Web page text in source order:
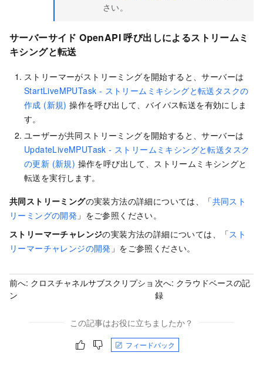
さい。
サーバーサイド OpenAPI 呼び出しによるストリームミ
キシングと転送
ストリーマーがストリーミングを開始すると、サーバーは
StartLiveMPUTask - ストリームミキシングと転送タスクの
作成 (新規) 操作を呼び出して、バイパス転送を有効にしま
す。
ユーザーが共同ストリーミングを開始すると、サーバーは
UpdateLiveMPUTask - ストリームミキシングと転送タスク
の更新 (新規) 操作を呼び出して、ストリームミキシングと
転送を実行します。
共同ストリーミングの実装方法の詳細については、「共同スト
リーミングの開発 」をご参照ください。
ストリーマーチャレンジの実装方法の詳細については、「スト
リーマーチャレンジの開発 」をご参照ください。
前へ: クロスチャネルサブスクリプショ
ン
次へ: クラウドベースの記
録
この記事はお役に立ちましたか？
フィードバック